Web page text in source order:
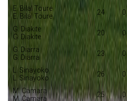
E. Bilal Toure
E. Bilal Toure
24 0
G. Diakite
G. Diakite
20 0
G. Diarra
G. Diarra
23 0
L. Sinayoko
L. Sinayoko
26 0
M. Camara
M. Camara
25 0